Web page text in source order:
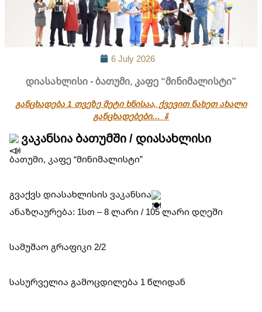
6 July 2026
დიასახლისი - ბათუმი, კაფე “მინიმალისტი”
განცხადება 1 თვეზე მეტი ხნისაა, ქვევით ნახეთ ახალი
განცხადებები… ⇓
ვაკანსია ბათუმში / დიასახლისი
ბათუმი, კაფე “მინიმალისტი”
გვაქვს დიასახლისის ვაკანსია
ანაზღაურება: 1სთ – 8 ლარი / 105 ლარი დღეში
სამუშაო გრაფიკი 2/2
სასურველია გამოცდილება 1 წლიდან